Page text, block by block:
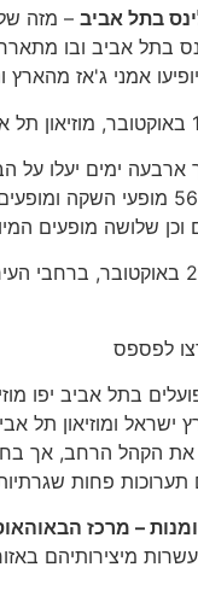
בתל אביב– מזה
בתל אביב ובו מתארחים
אמני ג'אז מהארץ
בין המופעים יהיו 56 מופעי השקה
שלושה מופעים
ומתי: 27-30 באוקטובר, ברחבי
לפספס
בתל אביב יפו
ישראל ומוזיאון תל
הקהל הרחב, אך
פחות שגרתיות
– מרכז הבאוהאוס–
מיצירותיהם באזור